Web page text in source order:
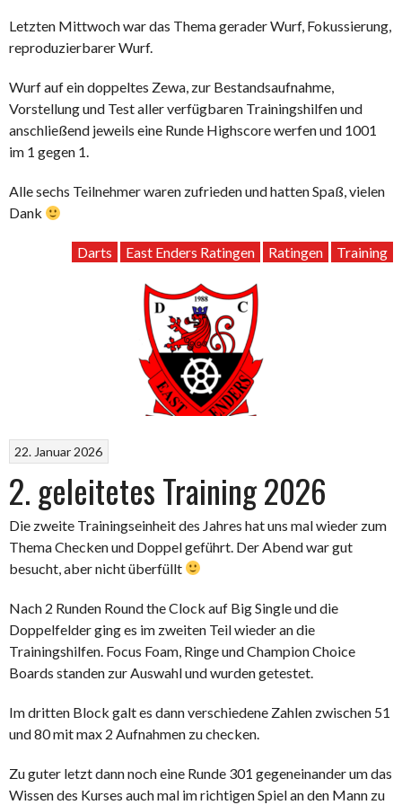
Letzten Mittwoch war das Thema gerader Wurf, Fokussierung,
reproduzierbarer Wurf.
Wurf auf ein doppeltes Zewa, zur Bestandsaufnahme,
Vorstellung und Test aller verfügbaren Trainingshilfen und
anschließend jeweils eine Runde Highscore werfen und 1001
im 1 gegen 1.
Alle sechs Teilnehmer waren zufrieden und hatten Spaß, vielen
Dank
Darts East Enders Ratingen Ratingen Training
22. Januar 2026
2. geleitetes Training 2026
Die zweite Trainingseinheit des Jahres hat uns mal wieder zum
Thema Checken und Doppel geführt. Der Abend war gut
besucht, aber nicht überfüllt
Nach 2 Runden Round the Clock auf Big Single und die
Doppelfelder ging es im zweiten Teil wieder an die
Trainingshilfen. Focus Foam, Ringe und Champion Choice
Boards standen zur Auswahl und wurden getestet.
Im dritten Block galt es dann verschiedene Zahlen zwischen 51
und 80 mit max 2 Aufnahmen zu checken.
Zu guter letzt dann noch eine Runde 301 gegeneinander um das
Wissen des Kurses auch mal im richtigen Spiel an den Mann zu